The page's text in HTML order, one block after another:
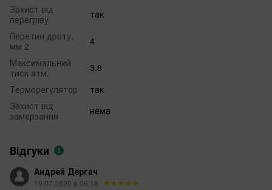
Захист від
перегріву
так
Перетин дроту,
мм 2
4
Максимальний
тиск атм.
3.8
Терморегулятор
так
Захист від
замерзання
нема
Відгуки 1
Андрей Дергач
19.07.2020 в 06:18